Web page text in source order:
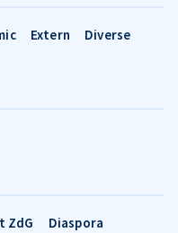
Extern Diverse
ZdG
Diaspora